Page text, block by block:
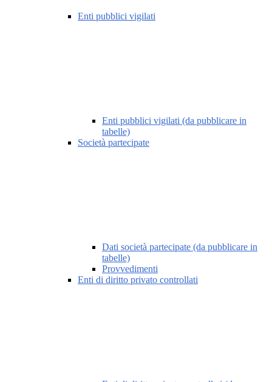
Enti pubblici vigilati
Enti pubblici vigilati (da pubblicare in
tabelle)
Società partecipate
Dati società partecipate (da pubblicare in
tabelle)
Provvedimenti
Enti di diritto privato controllati